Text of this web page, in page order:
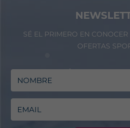
SÉ EL PRIMERO EN
OFERTAS